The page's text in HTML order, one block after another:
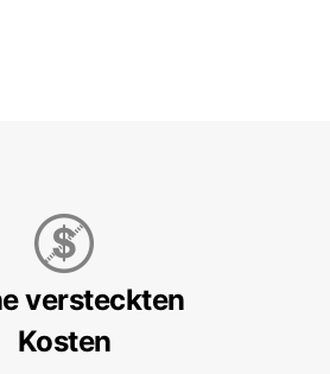
versteckten
Kosten